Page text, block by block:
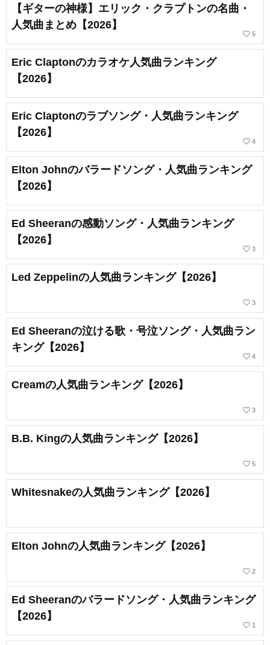
【ギターの神様】エリック・クラプトンの名曲・
人気曲まとめ【2026】
favorite_border 5
Eric Claptonのカラオケ人気曲ランキング
【2026】
Eric Claptonのラブソング・人気曲ランキング
【2026】
favorite_border 4
Elton Johnのバラードソング・人気曲ランキング
【2026】
Ed Sheeranの感動ソング・人気曲ランキング
【2026】
favorite_border 3
Led Zeppelinの人気曲ランキング【2026】
favorite_border 3
Ed Sheeranの泣ける歌・号泣ソング・人気曲ラン
キング【2026】
favorite_border 4
Creamの人気曲ランキング【2026】
favorite_border 3
B.B. Kingの人気曲ランキング【2026】
favorite_border 5
Whitesnakeの人気曲ランキング【2026】
Elton Johnの人気曲ランキング【2026】
favorite_border 2
Ed Sheeranのバラードソング・人気曲ランキング
【2026】
favorite_border 1